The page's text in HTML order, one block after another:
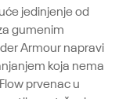
jedinjenje od
gumenim
Armour napravi
koja nema
prvenac u